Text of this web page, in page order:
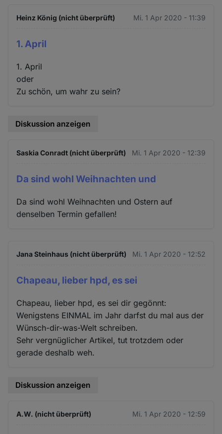
Heinz König (nicht überprüft) Mi. 1 Apr 2020 - 11:39
1. April
1. April
oder
Zu schön, um wahr zu sein?
Diskussion anzeigen
Saskia Conradt (nicht überprüft) Mi. 1 Apr 2020 - 12:39
Da sind wohl Weihnachten und
Da sind wohl Weihnachten und Ostern auf
denselben Termin gefallen!
Jana Steinhaus (nicht überprüft) Mi. 1 Apr 2020 - 12:52
Chapeau, lieber hpd, es sei
Chapeau, lieber hpd, es sei dir gegönnt:
Wenigstens EINMAL im Jahr darfst du mal aus der
Wünsch-dir-was-Welt schreiben.
Sehr vergnüglicher Artikel, tut trotzdem oder
gerade deshalb weh.
Diskussion anzeigen
A.W. (nicht überprüft) Mi. 1 Apr 2020 - 12:59